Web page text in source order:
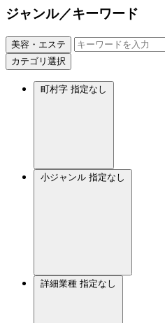
ジャンル／キーワード
美容・エステ
カテゴリ選択
町村字 指定なし
小ジャンル 指定なし
詳細業種 指定なし